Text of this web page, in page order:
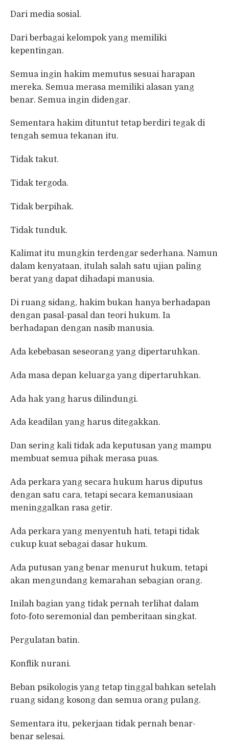
Dari media sosial.
Dari berbagai kelompok yang memiliki
kepentingan.
Semua ingin hakim memutus sesuai harapan
mereka. Semua merasa memiliki alasan yang
benar. Semua ingin didengar.
Sementara hakim dituntut tetap berdiri tegak di
tengah semua tekanan itu.
Tidak takut.
Tidak tergoda.
Tidak berpihak.
Tidak tunduk.
Kalimat itu mungkin terdengar sederhana. Namun
dalam kenyataan, itulah salah satu ujian paling
berat yang dapat dihadapi manusia.
Di ruang sidang, hakim bukan hanya berhadapan
dengan pasal-pasal dan teori hukum. Ia
berhadapan dengan nasib manusia.
Ada kebebasan seseorang yang dipertaruhkan.
Ada masa depan keluarga yang dipertaruhkan.
Ada hak yang harus dilindungi.
Ada keadilan yang harus ditegakkan.
Dan sering kali tidak ada keputusan yang mampu
membuat semua pihak merasa puas.
Ada perkara yang secara hukum harus diputus
dengan satu cara, tetapi secara kemanusiaan
meninggalkan rasa getir.
Ada perkara yang menyentuh hati, tetapi tidak
cukup kuat sebagai dasar hukum.
Ada putusan yang benar menurut hukum, tetapi
akan mengundang kemarahan sebagian orang.
Inilah bagian yang tidak pernah terlihat dalam
foto-foto seremonial dan pemberitaan singkat.
Pergulatan batin.
Konflik nurani.
Beban psikologis yang tetap tinggal bahkan setelah
ruang sidang kosong dan semua orang pulang.
Sementara itu, pekerjaan tidak pernah benar-
benar selesai.